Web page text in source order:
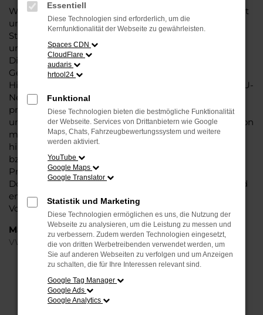
Wer in puncto Qualität keinerlei Kompromisse eingeht
und bei Fahrten durch Dortmund auf dem neuesten
Stand der Automobiltechnik sein möchte, landet
unweigerlich bei einem VW Tiguan EU-Neuwagen.
Dieses Fahrzeug überzeugt vor allem in der aktuellen
Generation in den Vergleichstests und gilt in vielerlei
Hinsicht als Trendsetter. Wenn Sie Ihren VW Tiguan EU-
Neuwagen für Dortmund bei Steinböhmer kaufen,
profitieren Sie gleich mehrfach. So bieten wir einen
umfangreichen Service und bringen eine Erfahrung von
mehr als 80 Jahren in die Beratung mit ein. Darüber
hinaus sichern Sie sich bei jedem Kauf einen Rabatt
bzw. Nachlass, der teilweise im zweistelligen
Prozentbereich liegt. VW Tiguan EU-Neuwagen für
Dortmund sind bei uns auch im Leasing zu haben und
entsprechend zu 100 Prozent Ihren individuellen
Vorstellungen.
Marken
VW
FEHLER: NETWORK ERROR
Beim Laden ist ein Fehler aufgetreten.
Essentiell
Diese Technologien sind erforderlich, um die
Kernfunktionalität der Webseite zu gewährleisten.
Spaces CDN
CloudFlare
audaris
hrtool24
Funktional
Diese Technologien bieten die bestmögliche Funktionalität
der Webseite. Services von Drittanbietern wie Google
Maps, Chats, Fahrzeugbewertungssystem und weitere
werden aktiviert.
YouTube
Google Maps
Google Translator
Statistik und Marketing
Diese Technologien ermöglichen es uns, die Nutzung der
Webseite zu analysieren, um die Leistung zu messen und
zu verbessern. Zudem werden Technologien eingesetzt,
die von dritten Werbetreibenden verwendet werden, um
Sie auf anderen Webseiten zu verfolgen und um Anzeigen
zu schalten, die für Ihre Interessen relevant sind.
Google Tag Manager
Google Ads
Google Analytics